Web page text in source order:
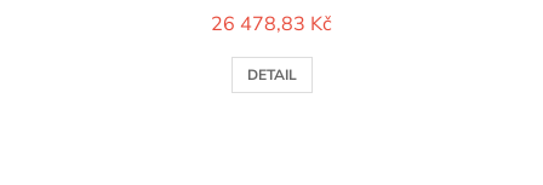
26 478,83 Kč
DETAIL